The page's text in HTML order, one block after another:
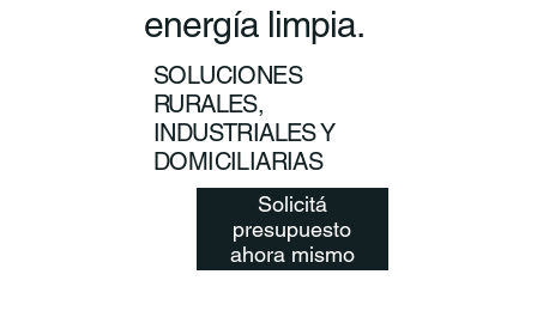
energía limpia.
SOLUCIONES
RURALES,
INDUSTRIALES Y
DOMICILIARIAS
Solicitá
presupuesto
ahora mismo